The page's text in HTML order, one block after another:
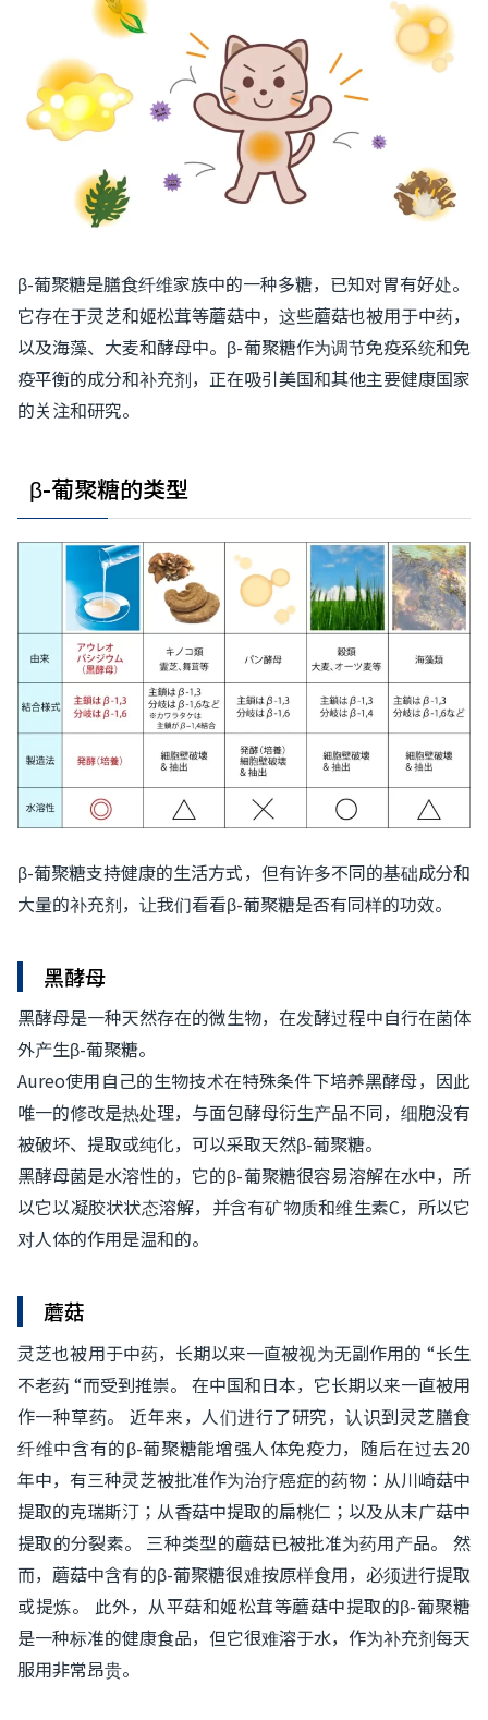
β-葡聚糖是膳食纤维家族中的一种多糖，已知对胃有好处。
它存在于灵芝和姬松茸等蘑菇中，这些蘑菇也被用于中药，
以及海藻、大麦和酵母中。β-葡聚糖作为调节免疫系统和免
疫平衡的成分和补充剂，正在吸引美国和其他主要健康国家
的关注和研究。
β-葡聚糖的类型
β-葡聚糖支持健康的生活方式，但有许多不同的基础成分和
大量的补充剂，让我们看看β-葡聚糖是否有同样的功效。
黑酵母
黑酵母是一种天然存在的微生物，在发酵过程中自行在菌体
外产生β-葡聚糖。
Aureo使用自己的生物技术在特殊条件下培养黑酵母，因此
唯一的修改是热处理，与面包酵母衍生产品不同，细胞没有
被破坏、提取或纯化，可以采取天然β-葡聚糖。
黑酵母菌是水溶性的，它的β-葡聚糖很容易溶解在水中，所
以它以凝胶状状态溶解，并含有矿物质和维生素C，所以它
对人体的作用是温和的。
蘑菇
灵芝也被用于中药，长期以来一直被视为无副作用的 “长生
不老药 “而受到推崇。 在中国和日本，它长期以来一直被用
作一种草药。 近年来，人们进行了研究，认识到灵芝膳食
纤维中含有的β-葡聚糖能增强人体免疫力，随后在过去20
年中，有三种灵芝被批准作为治疗癌症的药物：从川崎菇中
提取的克瑞斯汀；从香菇中提取的扁桃仁；以及从末广菇中
提取的分裂素。 三种类型的蘑菇已被批准为药用产品。 然
而，蘑菇中含有的β-葡聚糖很难按原样食用，必须进行提取
或提炼。 此外，从平菇和姬松茸等蘑菇中提取的β-葡聚糖
是一种标准的健康食品，但它很难溶于水，作为补充剂每天
服用非常昂贵。